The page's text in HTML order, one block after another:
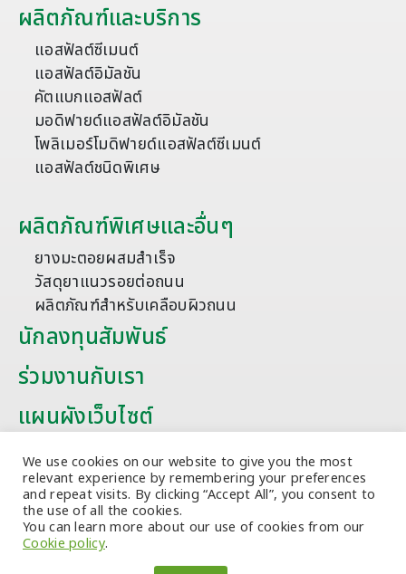
ผลิตภัณฑ์และบริการ
แอสฟัลต์ซีเมนต์
แอสฟัลต์อิมัลชัน
คัตแบกแอสฟัลต์
มอดิฟายด์แอสฟัลต์อิมัลชัน
โพลิเมอร์โมดิฟายด์แอสฟัลต์ซีเมนต์
แอสฟัลต์ชนิดพิเศษ
ผลิตภัณฑ์พิเศษและอื่นๆ
ยางมะตอยผสมสำเร็จ
วัสดุยาแนวรอยต่อถนน
ผลิตภัณฑ์สำหรับเคลือบผิวถนน
นักลงทุนสัมพันธ์
ร่วมงานกับเรา
แผนผังเว็บไซต์
บทความ
We use cookies on our website to give you the most
relevant experience by remembering your preferences
and repeat visits. By clicking “Accept All”, you consent to
the use of all the cookies.
You can learn more about our use of cookies from our
Cookie policy.